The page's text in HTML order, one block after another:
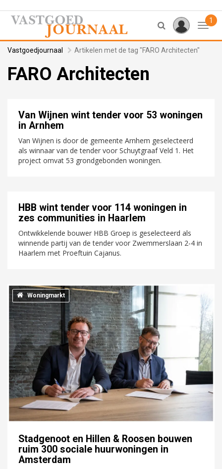
1
Vastgoedjournaal Artikelen met de tag "FARO Architecten"
FARO Architecten
Van Wijnen wint tender voor 53 woningen
in Arnhem
Van Wijnen is door de gemeente Arnhem geselecteerd
als winnaar van de tender voor Schuytgraaf Veld 1. Het
project omvat 53 grondgebonden woningen.
HBB wint tender voor 114 woningen in
zes communities in Haarlem
Ontwikkelende bouwer HBB Groep is geselecteerd als
winnende partij van de tender voor Zwemmerslaan 2-4 in
Haarlem met Proeftuin Cajanus.
Woningmarkt
Stadgenoot en Hillen & Roosen bouwen
ruim 300 sociale huurwoningen in
Amsterdam